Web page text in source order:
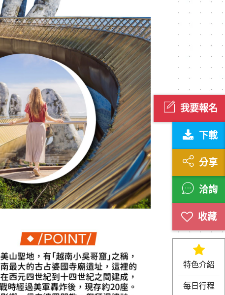
我要報名
下載
分享
洽詢
特色介紹
每日行程